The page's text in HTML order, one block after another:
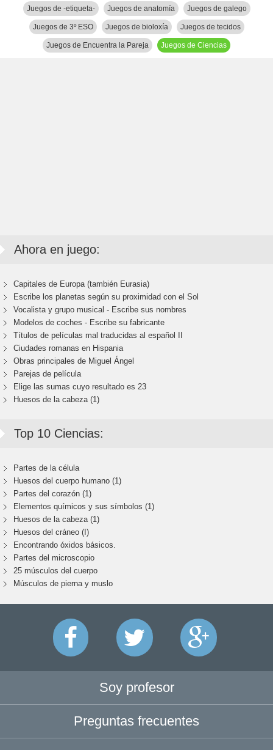
Juegos de -etiqueta- Juegos de anatomía Juegos de galego
Juegos de 3º ESO Juegos de bioloxía Juegos de tecidos
Juegos de Encuentra la Pareja Juegos de Ciencias
Ahora en juego:
Capitales de Europa (también Eurasia)
Escribe los planetas según su proximidad con el Sol
Vocalista y grupo musical - Escribe sus nombres
Modelos de coches - Escribe su fabricante
Títulos de películas mal traducidas al español II
Ciudades romanas en Hispania
Obras principales de Miguel Ángel
Parejas de película
Elige las sumas cuyo resultado es 23
Huesos de la cabeza (1)
Top 10 Ciencias:
Partes de la célula
Huesos del cuerpo humano (1)
Partes del corazón (1)
Elementos químicos y sus símbolos (1)
Huesos de la cabeza (1)
Huesos del cráneo (I)
Encontrando óxidos básicos.
Partes del microscopio
25 músculos del cuerpo
Músculos de pierna y muslo
Soy profesor
Preguntas frecuentes